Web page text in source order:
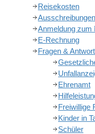
Reisekosten
Ausschreibungen
Anmeldung zum
E-Rechnung
Fragen &
Ehrenamt
Freiwillige
Kinder in
Schüler